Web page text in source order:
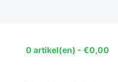
0 artikel(en) - €0,00